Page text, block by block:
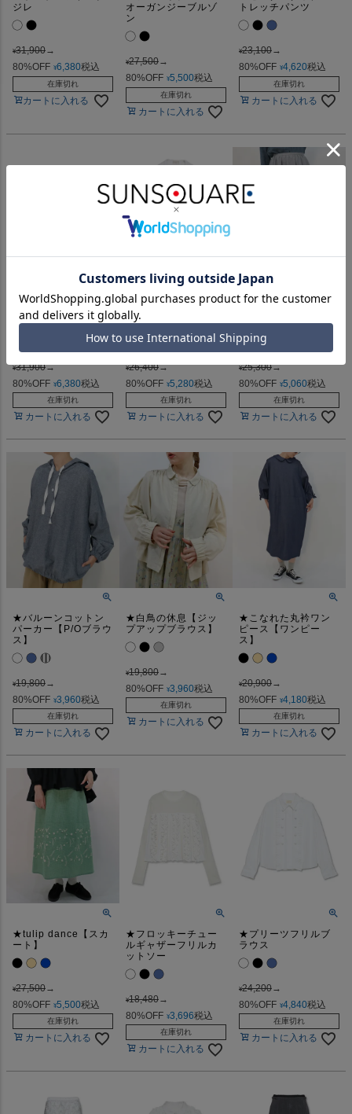
ジレ
¥31,900→
80%OFF ¥6,380税込
在庫切れ
カートに入れる
オーガンジーブルゾ
ン
¥27,500→
80%OFF ¥5,500税込
在庫切れ
カートに入れる
トレッチパンツ
¥23,100→
80%OFF ¥4,620税込
在庫切れ
カートに入れる
★バルーンツイルパ
ーカー
¥31,900→
80%OFF ¥6,380税込
在庫切れ
カートに入れる
★テーラードエアク
ッションベスト
¥26,400→
80%OFF ¥5,280税込
在庫切れ
カートに入れる
カート】
¥25,300→
80%OFF ¥5,060税込
在庫切れ
カートに入れる
★バルーンコットン
パーカー【P/Oブラウ
ス】
¥19,800→
80%OFF ¥3,960税込
在庫切れ
カートに入れる
★白鳥の休息【ジッ
プアップブラウス】
¥19,800→
80%OFF ¥3,960税込
在庫切れ
カートに入れる
★こなれた丸衿ワン
ピース【ワンピー
ス】
¥20,900→
80%OFF ¥4,180税込
在庫切れ
カートに入れる
★tulip dance【スカ
ート】
¥27,500→
80%OFF ¥5,500税込
在庫切れ
カートに入れる
★フロッキーチュー
ルギャザーフリルカ
ットソー
¥18,480→
80%OFF ¥3,696税込
在庫切れ
カートに入れる
★プリーツフリルブ
ラウス
¥24,200→
80%OFF ¥4,840税込
在庫切れ
カートに入れる